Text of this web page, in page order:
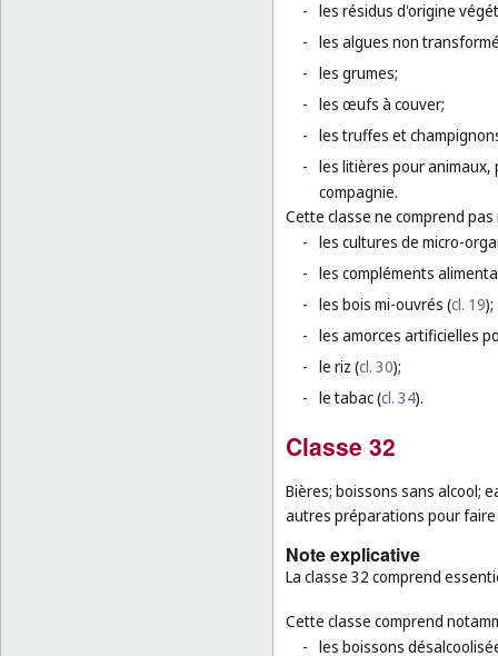
- les résidus d'origine
- les algues non
- les grumes;
- les œufs à couver;
- les truffes et
- les litières pour animaux,
compagnie.
Cette classe ne comprend
- les cultures de micro-
- les compléments
- les bois mi-ouvrés (cl. 19);
- les amorces artificielles
- le riz (cl. 30);
- le tabac (cl. 34).
Classe 32
Bières; boissons sans alcool;
autres préparations pour
Note explicative
La classe 32 comprend
Cette classe comprend
- les boissons